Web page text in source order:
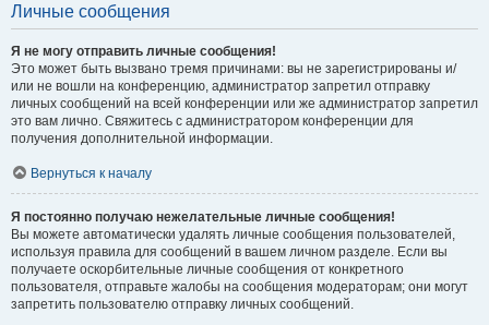
Личные сообщения
Я не могу отправить личные сообщения!
Это может быть вызвано тремя причинами: вы не зарегистрированы и/
или не вошли на конференцию, администратор запретил отправку
личных сообщений на всей конференции или же администратор запретил
это вам лично. Свяжитесь с администратором конференции для
получения дополнительной информации.
Вернуться к началу
Я постоянно получаю нежелательные личные сообщения!
Вы можете автоматически удалять личные сообщения пользователей,
используя правила для сообщений в вашем личном разделе. Если вы
получаете оскорбительные личные сообщения от конкретного
пользователя, отправьте жалобы на сообщения модераторам; они могут
запретить пользователю отправку личных сообщений.